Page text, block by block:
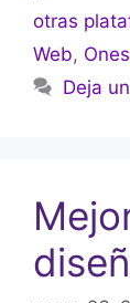
otras
Web,
Deja